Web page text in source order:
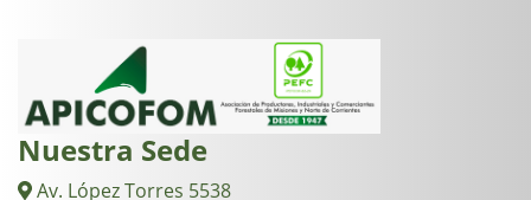
Nuestra Sede
Av. López Torres 5538